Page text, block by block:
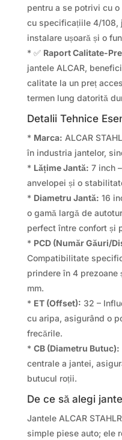
pentru a se potrivi cu
cu specificațiile 4/108,
instalare ușoară și o
* ✅ Raport Calitate-
jantele ALCAR,
calitate la un preț
termen lung datorită
Detalii Tehnice
* Marca: ALCAR
în industria jantelor,
* Lățime Jantă: 7 inch
anvelopei și o
* Diametru Jantă: 16
o gamă largă de
perfect între confort și
* PCD (Număr Găuri/
Compatibilitate
prindere în 4 prezoane
mm.
* ET (Offset): 32 –
cu aripa, asigurând o
frecările.
* CB (Diametru Butuc):
centrale a jantei,
butucul roții.
De ce să alegi
Jantele ALCAR
simple piese auto; ele